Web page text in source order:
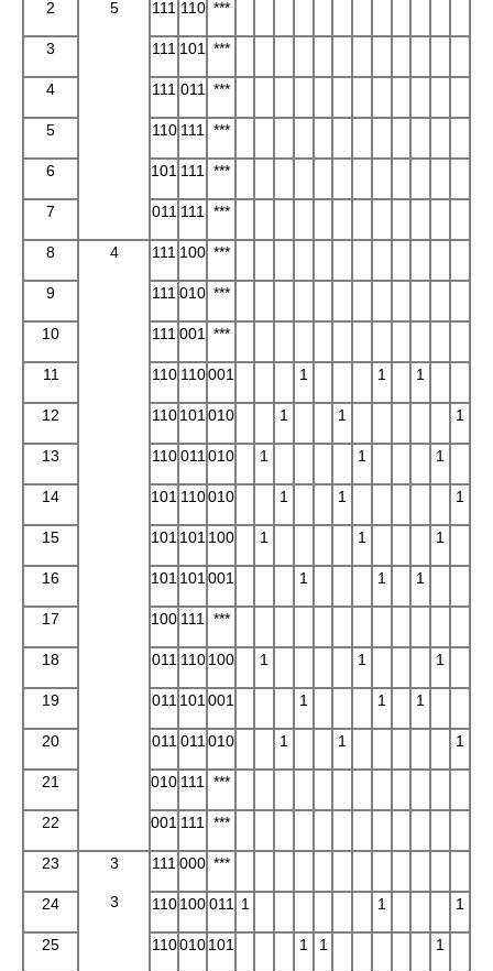
2 5 111 110 ***
3 111 101 ***
4 111 011 ***
5 110 111 ***
6 101 111 ***
7 011 111 ***
8 4 111 100 ***
9 111 010 ***
10 111 001 ***
11 110 110001 1 1 1
12 110 101 010 1 1 1
13 110 011 010 1 1 1
14 101 110010 1 1 1
15 101 101 100 1 1 1
16 101 101 001 1 1 1
17 100 111 ***
18 011 110 100 1 1 1
19 011 101 001 1 1 1
20 011 011 010 1 1 1
21 010 111 ***
22 001 111 ***
23 3
3
111 000 ***
24 110 100011 1 1 1
25 110010101 1 1 1